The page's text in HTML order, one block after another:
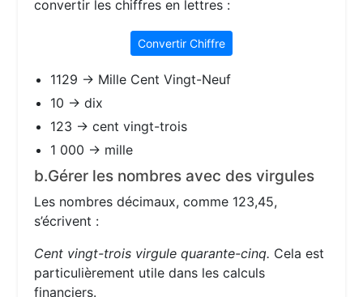
convertir les chiffres en lettres :
Convertir Chiffre
1129 → Mille Cent Vingt-Neuf
10 → dix
123 → cent vingt-trois
1 000 → mille
b.Gérer les nombres avec des virgules
Les nombres décimaux, comme 123,45,
s’écrivent :
Cent vingt-trois virgule quarante-cinq. Cela est
particulièrement utile dans les calculs
financiers.